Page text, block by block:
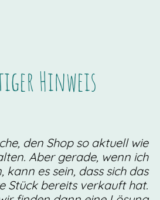
Hinweis
den Shop so aktuell wie
Aber gerade, wenn ich
kann es sein, dass sich das
Stück bereits verkauft hat.